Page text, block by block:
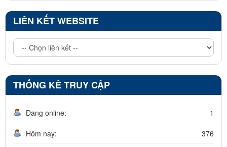
LIÊN KẾT WEBSITE
THỐNG KÊ TRUY CẬP
Đang online: 1
Hôm nay: 376